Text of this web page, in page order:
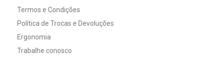
Termos e Condições
Política de Trocas e Devoluções
Ergonomia
Trabalhe conosco